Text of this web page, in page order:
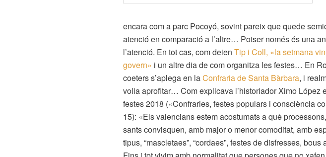
encara com a parc Pocoyó, sovint pareix que quede
atenció en comparació a l’altre… Potser només és una
l’atenció. En tot cas, com deien Tip i Coll, «la setmana
govern» i un altre dia de com organitza les festes… En
coeters s’aplega en laConfraria de Santa Bàrbara, i
volia aprofitar… Com explicava l’historiador Ximo López
festes 2018 («Confraries, festes populars i consciència
15): «Els valencians estem acostumats a què
sants convisquen, amb major o menor comoditat, amb
tipus, “mascletaes”, “cordaes”, festes de disfresses,